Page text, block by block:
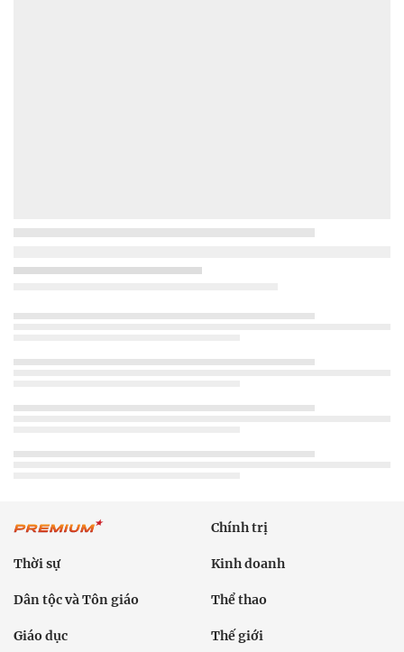
Chính trị
Thời sự Kinh doanh
Dân tộc và Tôn giáo Thể thao
Giáo dục Thế giới